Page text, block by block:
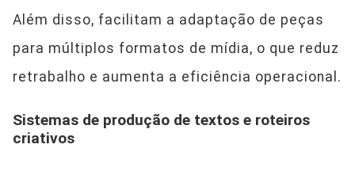
Além disso, facilitam a adaptação de peças
para múltiplos formatos de mídia, o que reduz
retrabalho e aumenta a eficiência operacional.
Sistemas de produção de textos e roteiros
criativos